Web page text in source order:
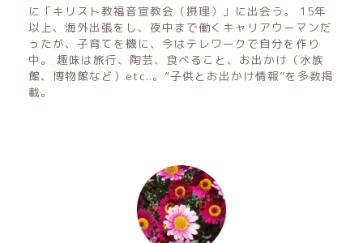
に「キリスト教福音宣教会（摂理）」に出会う。 15年
以上、海外出張をし、夜中まで働くキャリアウーマンだ
ったが、子育てを機に、今はテレワークで自分を作り
中。 趣味は旅行、陶芸、食べること、お出かけ（水族
館、博物館など）etc..。”子供とお出かけ情報”を多数掲
載。